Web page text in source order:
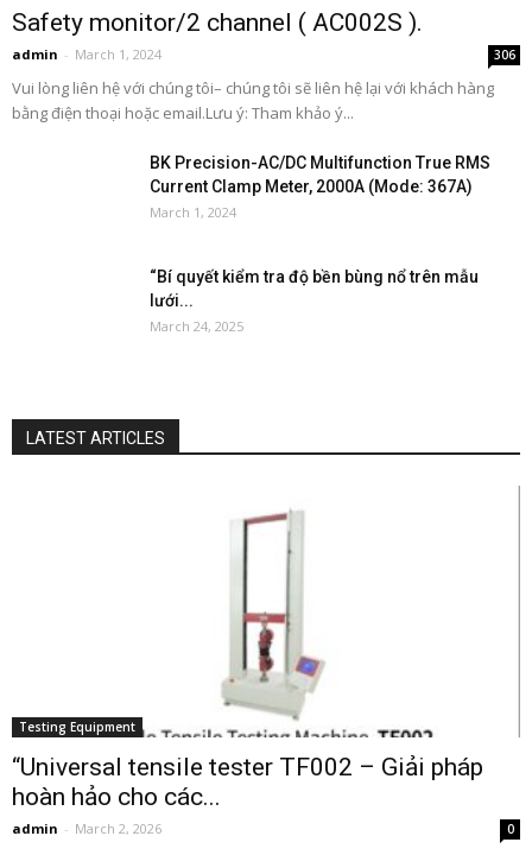
Safety monitor/2 channel ( AC002S ).
admin - March 1, 2024 306
Vui lòng liên hệ với chúng tôi– chúng tôi sẽ liên hệ lại với khách hàng
bằng điện thoại hoặc email.Lưu ý: Tham khảo ý...
BK Precision-AC/DC Multifunction True RMS
Current Clamp Meter, 2000A (Mode: 367A)
March 1, 2024
“Bí quyết kiểm tra độ bền bùng nổ trên mẫu
lưới...
March 24, 2025
LATEST ARTICLES
Testing Equipment
“Universal tensile tester TF002 – Giải pháp
hoàn hảo cho các...
admin - March 2, 2026 0